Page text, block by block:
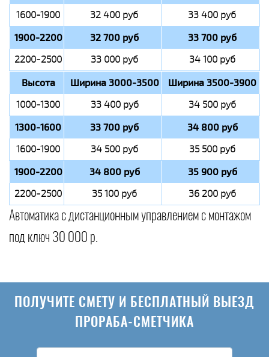
1600-1900 32 400 руб 33 400 руб
1900-2200 32 700 руб 33 700 руб
2200-2500 33 000 руб 34 100 руб
Высота Ширина 3000-3500 Ширина 3500-3900
1000-1300 33 400 руб 34 500 руб
1300-1600 33 700 руб 34 800 руб
1600-1900 34 500 руб 35 500 руб
1900-2200 34 800 руб 35 900 руб
2200-2500 35 100 руб 36 200 руб
Автоматика с дистанционным управлением с монтажом
под ключ 30 000 р.
ПОЛУЧИТЕ СМЕТУ И БЕСПЛАТНЫЙ ВЫЕЗД
ПРОРАБА-СМЕТЧИКА